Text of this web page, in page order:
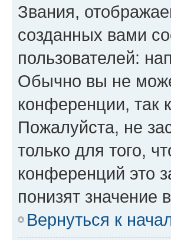
Звания,
созданных вами
пользователей:
Обычно вы не
конференции, так
Пожалуйста, не
только для того,
конференций это
понизят значение
Вернуться к